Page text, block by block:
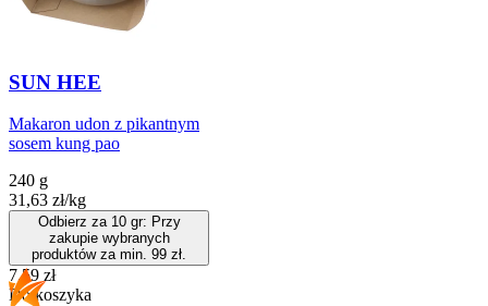
SUN HEE
Makaron udon z pikantnym
sosem kung pao
240 g
31,63 zł/kg
Odbierz za 10 gr: Przy
zakupie wybranych
produktów za min. 99 zł.
Cena
7,59 zł
Do koszyka